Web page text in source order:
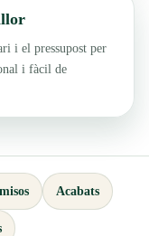
i el pressupost per
i fàcil de
Acabats